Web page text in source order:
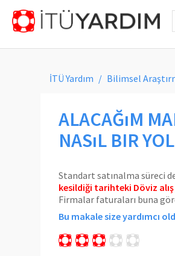
İTÜ Yardım Bilimsel
ALACAĞıM
NASıL BIR
Standart satınalma süreci
kesildiği tarihteki Döviz
Firmalar faturaları buna
Bu makale size yardımcı